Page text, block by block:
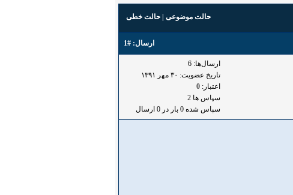
حالت موضوعی حالت خطی
ارسال: #1
ارسال‌ها: 6
تاریخ عضویت: ۳۰ مهر ۱۳۹۱
اعتبار: 0
سپاس ها 2
سپاس شده 0 بار در 0 ارسال